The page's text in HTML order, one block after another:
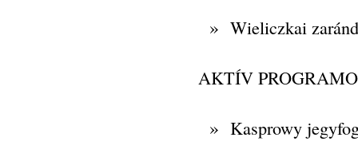
» Wieliczkai
AKTÍV
» Kasprowy